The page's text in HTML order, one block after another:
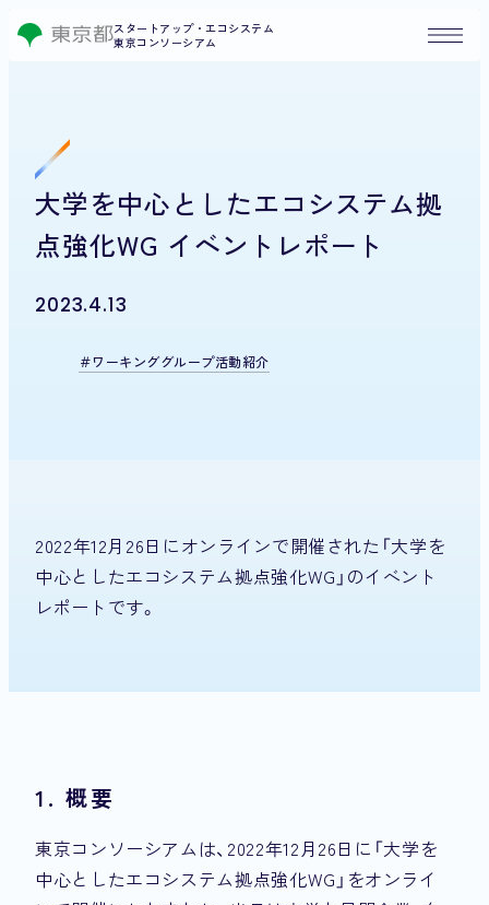
スタートアップ・エコシステム
東京コンソーシアム
大学を中心としたエコシステム拠
点強化WG イベントレポート
2023.4.13
ワーキンググループ活動紹介
2022年12月26日にオンラインで開催された「大学を
中心としたエコシステム拠点強化WG」のイベント
レポートです。
1. 概要
東京コンソーシアムは、2022年12月26日に「大学を
中心としたエコシステム拠点強化WG」をオンライ